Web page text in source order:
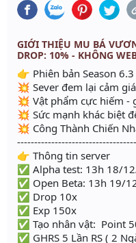
GIỚI THIỆU MU BÁ
DROP: 10% - KHÔNG
👉 Phiên bản Season
💥 Sever đem lại cảm
💥 Vật phẩm cực hiếm -
💥 Sức mạnh khác biệt
💥 Công Thành Chiến
👉 Thông tin server
✅ Alpha test: 13h 18/
✅ Open Beta: 13h 19/
✅ Drop 10x
✅ Exp 150x
✅ Tạo nhân vật: Point
✅ GHRS 5 Lần RS ( 2